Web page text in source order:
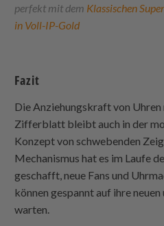
perfekt mit dem Klassischen
in Voll-IP-Gold
Fazit
Die Anziehungskraft von
Zifferblatt bleibt auch in der
Konzept von schwebenden
Mechanismus hat es im Laufe
geschafft, neue Fans und
können gespannt auf ihre
warten.